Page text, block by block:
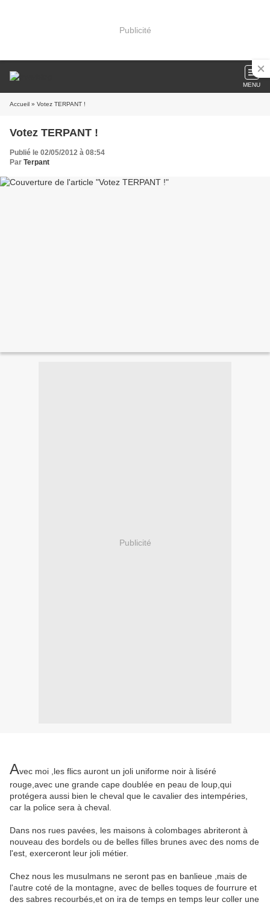
Publicité
MENU
Accueil » Votez TERPANT !
Votez TERPANT !
Publié le 02/05/2012 à 08:54
Par Terpant
Publicité
Avec moi ,les flics auront un joli uniforme noir à liséré
rouge,avec une grande cape doublée en peau de loup,qui
protégera aussi bien le cheval que le cavalier des intempéries,
car la police sera à cheval.
Dans nos rues pavées, les maisons à colombages abriteront à
nouveau des bordels ou de belles filles brunes avec des noms de
l'est, exerceront leur joli métier.
Chez nous les musulmans ne seront pas en banlieue ,mais de
l'autre coté de la montagne, avec de belles toques de fourrure et
des sabres recourbés,et on ira de temps en temps leur coller une